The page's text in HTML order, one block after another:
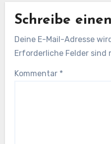
Schreibe
Deine E-Mail-Adresse
Erforderliche Felder sind
Kommentar *